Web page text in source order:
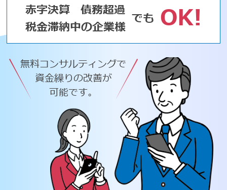
赤字決算
債務超過
税金滞納中の企業様 でも OK!
無料コンサルティングで
資金繰りの改善が
可能です。